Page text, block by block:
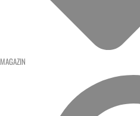
MAGAZIN